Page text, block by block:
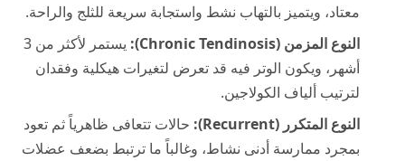
معتاد، ويتميز بالتهاب نشط واستجابة سريعة للثلج والراحة.
النوع المزمن (Chronic Tendinosis):
يستمر لأكثر من 3
أشهر، ويكون الوتر فيه قد تعرض لتغيرات هيكلية وفقدان
لترتيب ألياف الكولاجين.
النوع المتكرر (Recurrent):
حالات تتعافى ظاهرياً ثم تعود
بمجرد ممارسة أدنى نشاط، وغالباً ما ترتبط بضعف عضلات